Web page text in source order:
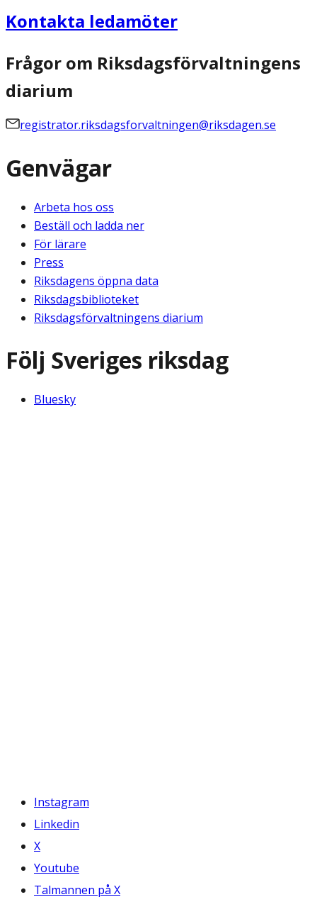
Kontakta ledamöter
Frågor om Riksdagsförvaltningens
diarium
registrator.riksdagsforvaltningen@riksdagen.se
Genvägar
Arbeta hos oss
Beställ och ladda ner
För lärare
Press
Riksdagens öppna data
Riksdagsbiblioteket
Riksdagsförvaltningens diarium
Följ Sveriges riksdag
Bluesky
Instagram
Linkedin
X
Youtube
Talmannen på X